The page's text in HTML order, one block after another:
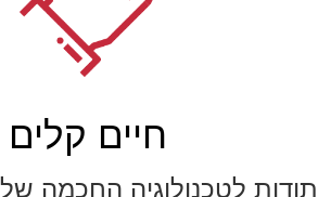
חיים קלים